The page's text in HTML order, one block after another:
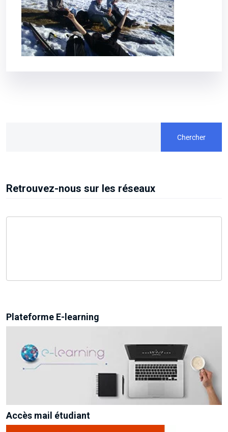
Chercher
Retrouvez-nous sur les réseaux
Plateforme E-learning
Accès mail étudiant